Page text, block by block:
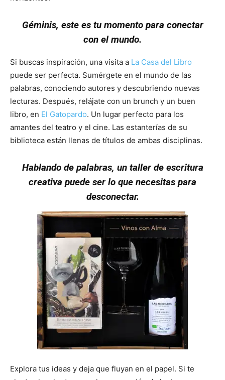
Géminis, este es tu momento para conectar
con el mundo.
Si buscas inspiración, una visita a La Casa del Libro
puede ser perfecta. Sumérgete en el mundo de las
palabras, conociendo autores y descubriendo nuevas
lecturas. Después, relájate con un brunch y un buen
libro, en El Gatopardo. Un lugar perfecto para los
amantes del teatro y el cine. Las estanterías de su
biblioteca están llenas de títulos de ambas disciplinas.
Hablando de palabras, un taller de escritura
creativa puede ser lo que necesitas para
desconectar.
Explora tus ideas y deja que fluyan en el papel. Si te